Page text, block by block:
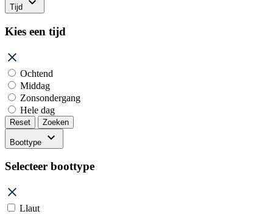
Tijd
Kies een tijd
Ochtend
Middag
Zonsondergang
Hele dag
Reset Zoeken
Boottype
Selecteer boottype
Llaut